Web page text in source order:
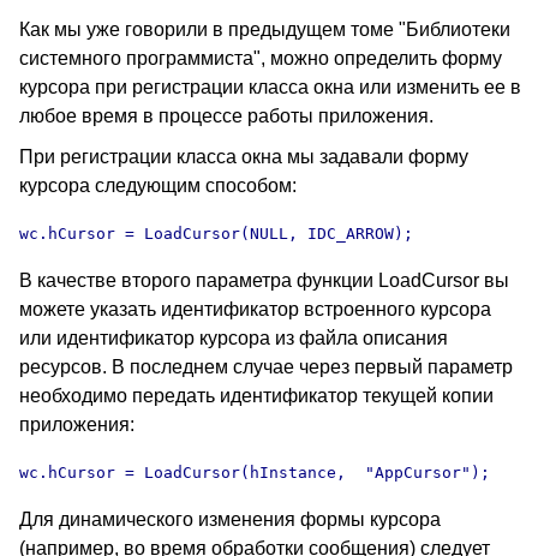
Как мы уже говорили в предыдущем томе "Библиотеки
системного программиста", можно определить форму
курсора при регистрации класса окна или изменить ее в
любое время в процессе работы приложения.
При регистрации класса окна мы задавали форму
курсора следующим способом:
wc.hCursor = LoadCursor(NULL, IDC_ARROW);
В качестве второго параметра функции LoadCursor вы
можете указать идентификатор встроенного курсора
или идентификатор курсора из файла описания
ресурсов. В последнем случае через первый параметр
необходимо передать идентификатор текущей копии
приложения:
wc.hCursor = LoadCursor(hInstance,  "AppCursor");
Для динамического изменения формы курсора
(например, во время обработки сообщения) следует